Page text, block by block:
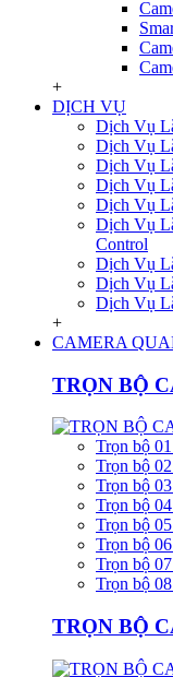
+
DỊCH VỤ
Dịch Vụ
Dịch Vụ
Dịch Vụ
Dịch Vụ
Dịch Vụ
Dịch Vụ
Control
Dịch Vụ
Dịch Vụ
Dịch Vụ
+
CAMERA
TRỌN BỘ
Trọn bộ
Trọn bộ
Trọn bộ
Trọn bộ
Trọn bộ
Trọn bộ
Trọn bộ
Trọn bộ
TRỌN BỘ